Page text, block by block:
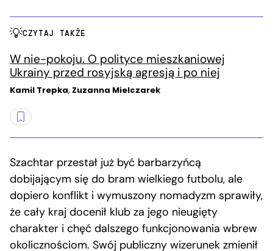
CZYTAJ TAKŻE
W nie-pokoju. O polityce mieszkaniowej
Ukrainy przed rosyjską agresją i po niej
Kamil Trepka, Zuzanna Mielczarek
Szachtar przestał już być barbarzyńcą
dobijającym się do bram wielkiego futbolu, ale
dopiero konflikt i wymuszony nomadyzm sprawiły,
że cały kraj docenił klub za jego nieugięty
charakter i chęć dalszego funkcjonowania wbrew
okolicznościom. Swój publiczny wizerunek zmienił